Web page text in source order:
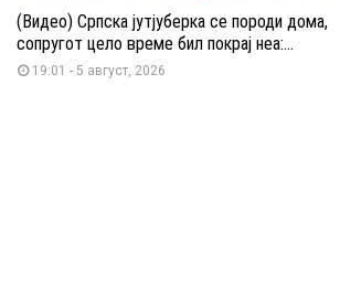
(Видео) Српска јутјуберка се породи дома,
сопругот цело време бил покрај неа:...
19:01 - 5 август, 2026